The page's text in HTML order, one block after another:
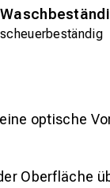
scheuerbeständig
optische
Oberfläche